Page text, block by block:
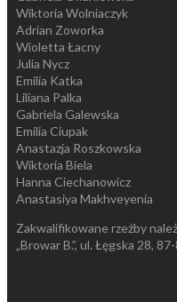
Wiktoria Wolniaczyk
Adrian Zoworka
Wioletta Łacny
Julia Nycz
Emilia Katka
Liliana Palka
Gabriela Galewska
Emilia Ciupak
Anastazja Roszkowska
Wiktoria Biela
Hanna Ciechanowicz
Anastasiya Makhveyenia
Zakwalifikowane rzeźby
„Browar B.”, ul. Łęgska 28,